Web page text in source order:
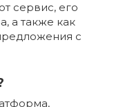
сервис, его
а также как
с